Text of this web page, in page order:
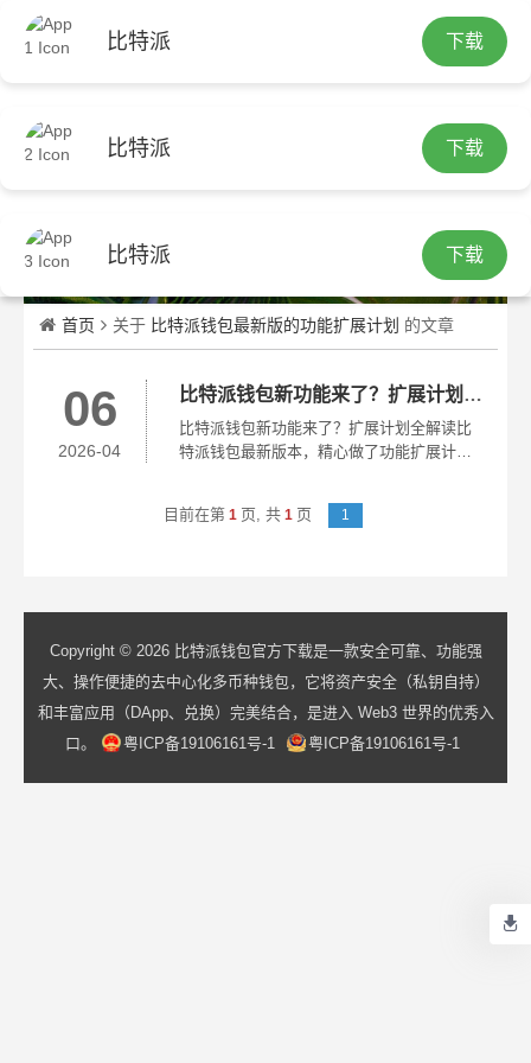
比特派 下载
比特派 下载
比特派 下载
繁
首页 关于 比特派钱包最新版的功能扩展计划 的文章
06
2026-04
比特派钱包新功能来了？扩展计划全解读
比特派钱包新功能来了？扩展计划全解读比
特派钱包最新版本，精心做了功能扩展计划
中心化交互这两个关键范畴来开展，这次升
级可不是只简简单单成为一个单一的转账工
目前在第 1 页, 共 1 页 1
Copyright © 2026 比特派钱包官方下载是一款安全可靠、功能强
大、操作便捷的去中心化多币种钱包，它将资产安全（私钥自持）
和丰富应用（DApp、兑换）完美结合，是进入 Web3 世界的优秀入
口。
粤ICP备19106161号-1 粤ICP备19106161号-1